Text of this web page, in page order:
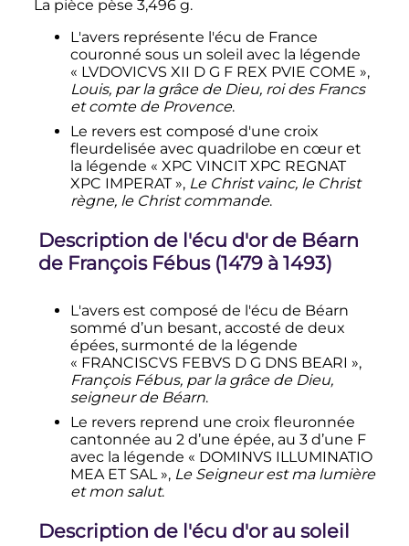
La pièce pèse 3,496 g.
L'avers représente l'écu de France
couronné sous un soleil avec la légende
« LVDOVICVS XII D G F REX PVIE COME »,
Louis, par la grâce de Dieu, roi des Francs
et comte de Provence.
Le revers est composé d'une croix
fleurdelisée avec quadrilobe en cœur et
la légende « XPC VINCIT XPC REGNAT
XPC IMPERAT », Le Christ vainc, le Christ
règne, le Christ commande.
Description de l'écu d'or de Béarn
de François Fébus (1479 à 1493)
L'avers est composé de l'écu de Béarn
sommé d’un besant, accosté de deux
épées, surmonté de la légende
« FRANCISCVS FEBVS D G DNS BEARI »,
François Fébus, par la grâce de Dieu,
seigneur de Béarn.
Le revers reprend une croix fleuronnée
cantonnée au 2 d’une épée, au 3 d’une F
avec la légende « DOMINVS ILLUMINATIO
MEA ET SAL », Le Seigneur est ma lumière
et mon salut.
Description de l'écu d'or au soleil